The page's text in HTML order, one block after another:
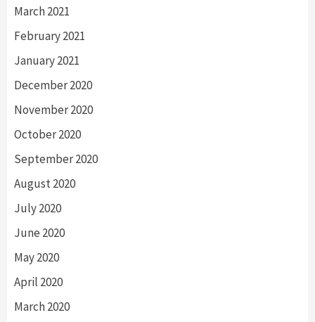
March 2021
February 2021
January 2021
December 2020
November 2020
October 2020
September 2020
August 2020
July 2020
June 2020
May 2020
April 2020
March 2020